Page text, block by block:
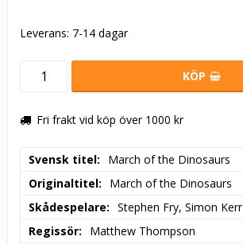
Leverans: 7-14 dagar
KÖP
Fri frakt vid köp över 1000 kr
Svensk titel
March of the Dinosaurs
Originaltitel
March of the Dinosaurs
Skådespelare
Stephen Fry, Simon Kerr
Regissör
Matthew Thompson